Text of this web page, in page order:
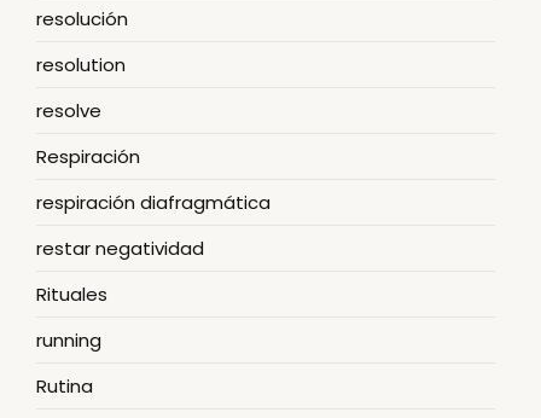
resolución
resolution
resolve
Respiración
respiración diafragmática
restar negatividad
Rituales
running
Rutina